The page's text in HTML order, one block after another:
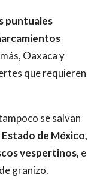
puntuales
Oaxaca y
que requieren
se salvan
de México,
vespertinos, e
granizo.